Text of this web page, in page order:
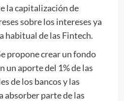
la capitalización de
sobre los intereses ya
habitual de las Fintech.
propone crear un fondo
un aporte del 1% de las
de los bancos y las
absorber parte de las